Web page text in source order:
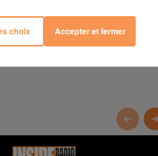
choix Accepter et fermer